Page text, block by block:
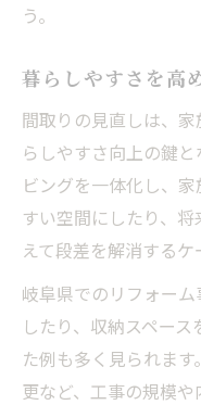
う。
暮らしやすさを高
間取りの見直しは、
らしやすさ向上の鍵
ビングを一体化し、
すい空間にしたり、
えて段差を解消するケ
岐阜県でのリフォー
したり、収納スペー
た例も多く見られま
更など、工事の規模